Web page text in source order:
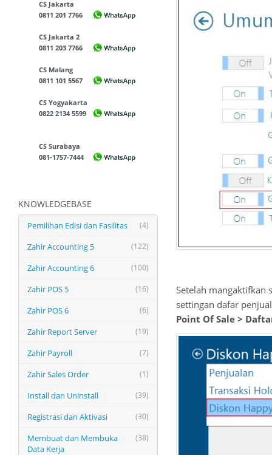
CS Jakarta
0811 201 7766
CS Jakarta 2
0811 203 7766
CS Malang
0811 101 5567
CS Yogyakarta
0822 2134 5599
CS Surabaya
081-1757-7444
KNOWLEDGEBASE
(4)
Pemilihan Edisi dan Fasilitas
(122)
Zahir Accounting 5
(100)
Zahir Accounting 6
(16)
Zahir POS 5
(6)
Zahir POS 6
(19)
Zahir Report Server
(7)
Zahir Payroll
(1)
Zahir Sales Order
(39)
Install dan Uninstall
(30)
Registrasi dan Aktivasi
(38)
Membuat dan Membuka
Data Kerja
Setelah mangaktifkan
settingan dafar
Point Of Sale >